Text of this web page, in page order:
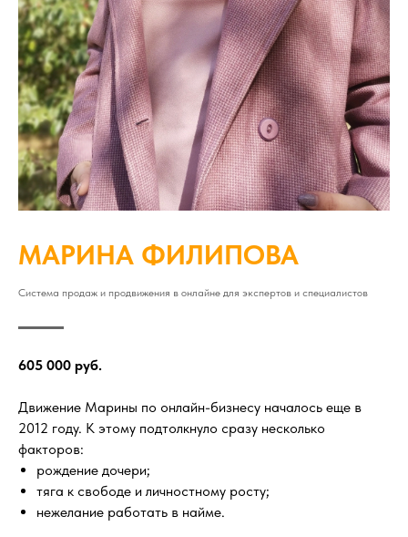
МАРИНА ФИЛИПОВА
Система продаж и продвижения в онлайне для экспертов и специалистов
605 000 руб.
Движение Марины по онлайн-бизнесу началось еще в
2012 году. К этому подтолкнуло сразу несколько
факторов:
рождение дочери;
тяга к свободе и личностному росту;
нежелание работать в найме.